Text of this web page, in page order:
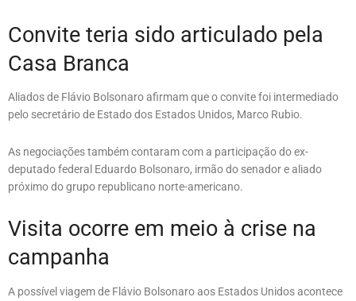
Convite teria sido articulado pela
Casa Branca
Aliados de Flávio Bolsonaro afirmam que o convite foi intermediado
pelo secretário de Estado dos Estados Unidos, Marco Rubio.
As negociações também contaram com a participação do ex-
deputado federal Eduardo Bolsonaro, irmão do senador e aliado
próximo do grupo republicano norte-americano.
Visita ocorre em meio à crise na
campanha
A possível viagem de Flávio Bolsonaro aos Estados Unidos acontece